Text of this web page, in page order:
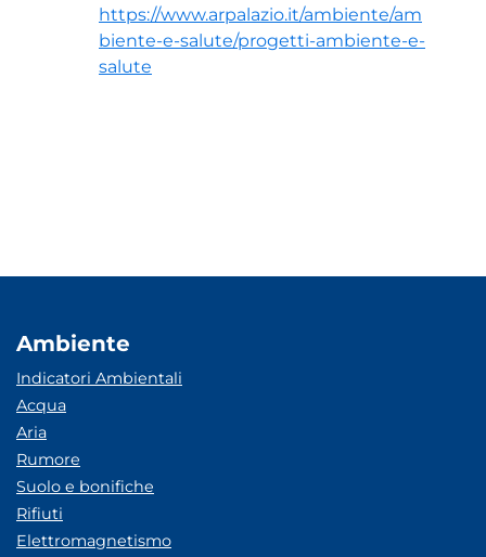
https://www.arpalazio.it/ambiente/am
biente-e-salute/progetti-ambiente-e-
salute
Ambiente
Indicatori Ambientali
Acqua
Aria
Rumore
Suolo e bonifiche
Rifiuti
Elettromagnetismo